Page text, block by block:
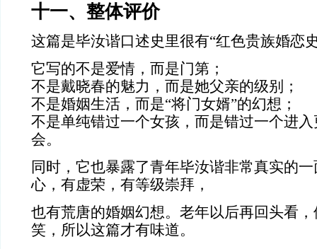
十一、整体评价
这篇是毕汝谐口述史里很有“红色贵族婚恋
它写的不是爱情，而是门第；
不是戴晓春的魅力，而是她父亲的级别；
不是婚姻生活，而是“将门女婿”的幻想；
不是单纯错过一个女孩，而是错过一个进
会。
同时，它也暴露了青年毕汝谐非常真实的
心，有虚荣，有等级崇拜，
也有荒唐的婚姻幻想。老年以后再回头看
笑，所以这篇才有味道。